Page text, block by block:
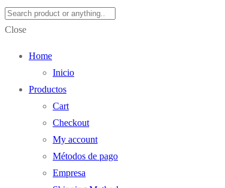
Close
Home
Inicio
Productos
Cart
Checkout
My account
Métodos de pago
Empresa